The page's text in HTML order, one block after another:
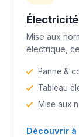
Électricité
Mise aux
électrique,
Panne &
Tableau
Mise aux
Découvrir à